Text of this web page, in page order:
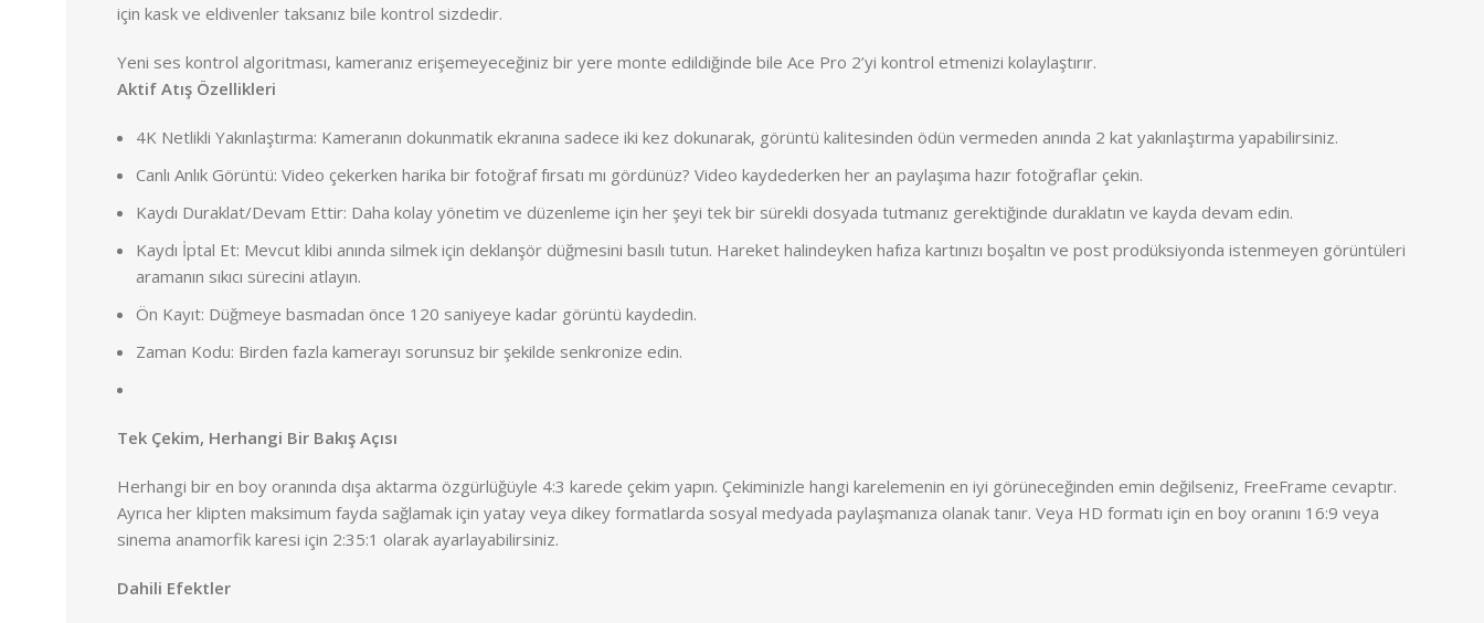
için kask ve eldivenler taksanız bile kontrol sizdedir.
Yeni ses kontrol algoritması, kameranız erişemeyeceğiniz bir yere monte edildiğinde bile Ace Pro 2’yi kontrol etmenizi kolaylaştırır.
Aktif Atış Özellikleri
4K Netlikli Yakınlaştırma: Kameranın dokunmatik ekranına sadece iki kez dokunarak, görüntü kalitesinden ödün vermeden anında 2 kat yakınlaştırma yapabilirsiniz.
Canlı Anlık Görüntü: Video çekerken harika bir fotoğraf fırsatı mı gördünüz? Video kaydederken her an paylaşıma hazır fotoğraflar çekin.
Kaydı Duraklat/Devam Ettir: Daha kolay yönetim ve düzenleme için her şeyi tek bir sürekli dosyada tutmanız gerektiğinde duraklatın ve kayda devam edin.
Kaydı İptal Et: Mevcut klibi anında silmek için deklanşör düğmesini basılı tutun. Hareket halindeyken hafıza kartınızı boşaltın ve post prodüksiyonda istenmeyen görüntüleri
aramanın sıkıcı sürecini atlayın.
Ön Kayıt: Düğmeye basmadan önce 120 saniyeye kadar görüntü kaydedin.
Zaman Kodu: Birden fazla kamerayı sorunsuz bir şekilde senkronize edin.
Tek Çekim, Herhangi Bir Bakış Açısı
Herhangi bir en boy oranında dışa aktarma özgürlüğüyle 4:3 karede çekim yapın. Çekiminizle hangi karelemenin en iyi görüneceğinden emin değilseniz, FreeFrame cevaptır.
Ayrıca her klipten maksimum fayda sağlamak için yatay veya dikey formatlarda sosyal medyada paylaşmanıza olanak tanır. Veya HD formatı için en boy oranını 16:9 veya
sinema anamorfik karesi için 2:35:1 olarak ayarlayabilirsiniz.
Dahili Efektler